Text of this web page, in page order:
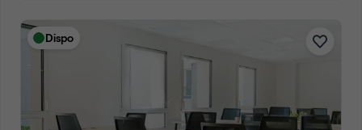
Dispo